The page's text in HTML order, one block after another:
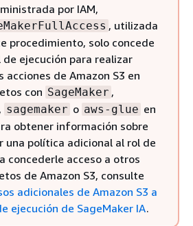
por IAM,
, utilizada
procedimiento, solo concede
de ejecución para realizar
acciones de Amazon S3 en
con SageMaker ,
, sagemaker o aws-glue en
obtener información sobre
una política adicional al rol de
concederle acceso a otros
de Amazon S3, consulte
adicionales de Amazon S3 a
ejecución de SageMaker IA.